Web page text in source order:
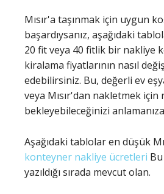
Mısır'a taşınmak için uygun
başardıysanız, aşağıdaki
20 fit veya 40 fitlik bir nakliye
kiralama fiyatlarının nasıl
edebilirsiniz. Bu, değerli ev
veya Mısır'dan nakletmek için
bekleyebileceğinizi
Aşağıdaki tablolar en düşük
konteyner nakliye ücretleri
yazıldığı sırada mevcut olan.